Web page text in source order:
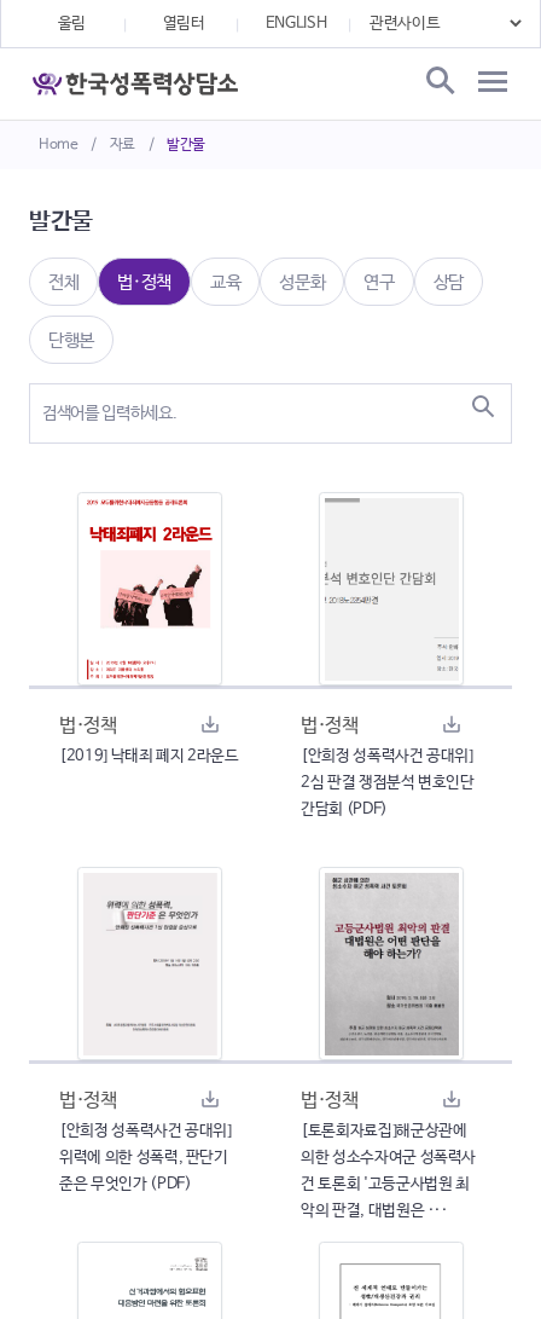
Home / 자료 / 발간물
울림 열림터 ENGLISH
발간물
전체 법·정책 교육 성문화 연구 상담
단행본
법·정책
[2019] 낙태죄 폐지 2라운드
법·정책
[안희정 성폭력사건 공대위]
2심 판결 쟁점분석 변호인단
간담회 (PDF)
법·정책
[안희정 성폭력사건 공대위]
위력에 의한 성폭력, 판단기
준은 무엇인가 (PDF)
법·정책
[토론회자료집]해군상관에
의한 성소수자여군 성폭력사
건 토론회 '고등군사법원 최
악의 판결, 대법원은 ···